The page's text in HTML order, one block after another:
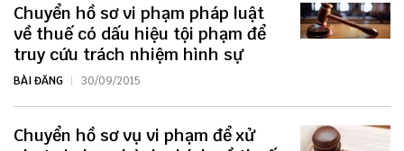
Chuyển hồ sơ vi phạm pháp luật
về thuế có dấu hiệu tội phạm để
truy cứu trách nhiệm hình sự
BÀI ĐĂNG 30/09/2015
Chuyển hồ sơ vụ vi phạm để xử